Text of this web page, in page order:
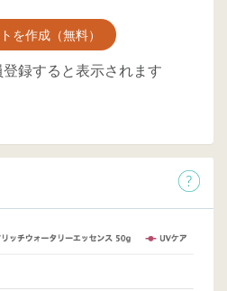
を作成（無料）
録すると表示されます